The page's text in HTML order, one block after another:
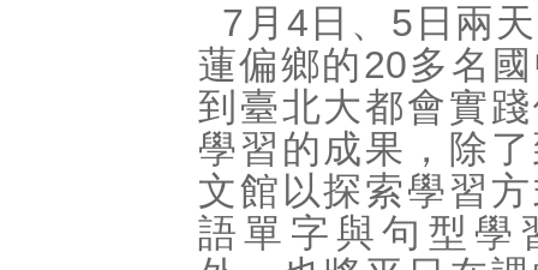
7月4日、5日兩
蓮偏鄉的20多名
到臺北大都會實
學習的成果，除
文館以探索學習
語單字與句型學